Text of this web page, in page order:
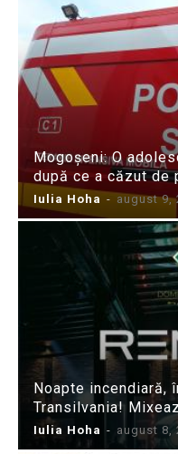
Mogoșeni: O
după ce a căzut de
Iulia Hoha - august 9,
Noapte incendiară,
Transilvania!
Iulia Hoha - august 8,